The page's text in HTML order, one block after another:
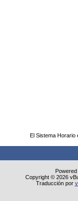
El Sistema
Copyright © 2026
Traducción por